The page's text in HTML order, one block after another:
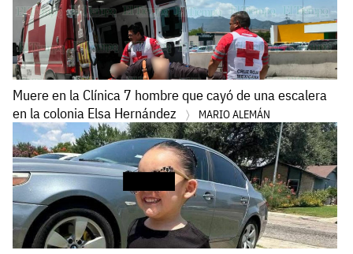
Muere en la Clínica 7 hombre que cayó de una escalera
en la colonia Elsa Hernández
MARIO ALEMÁN